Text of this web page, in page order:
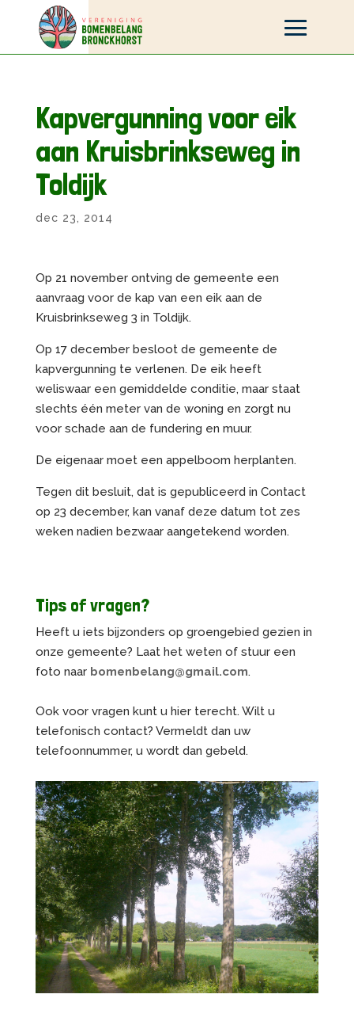
Kapvergunning voor eik
aan Kruisbrinkseweg in
Toldijk
dec 23, 2014
Op 21 november ontving de gemeente een
aanvraag voor de kap van een eik aan de
Kruisbrinkseweg 3 in Toldijk.
Op 17 december besloot de gemeente de
kapvergunning te verlenen. De eik heeft
weliswaar een gemiddelde conditie, maar staat
slechts één meter van de woning en zorgt nu
voor schade aan de fundering en muur.
De eigenaar moet een appelboom herplanten.
Tegen dit besluit, dat is gepubliceerd in Contact
op 23 december, kan vanaf deze datum tot zes
weken nadien bezwaar aangetekend worden.
Tips of vragen?
Heeft u iets bijzonders op groengebied gezien in
onze gemeente? Laat het weten of stuur een
foto naar bomenbelang@gmail.com.
Ook voor vragen kunt u hier terecht. Wilt u
telefonisch contact? Vermeldt dan uw
telefoonnummer, u wordt dan gebeld.